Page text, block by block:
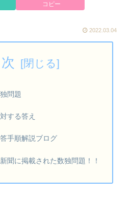
コピー
2022.03.04
問題
する答え
手順解説ブログ
聞に掲載された数独問題！！